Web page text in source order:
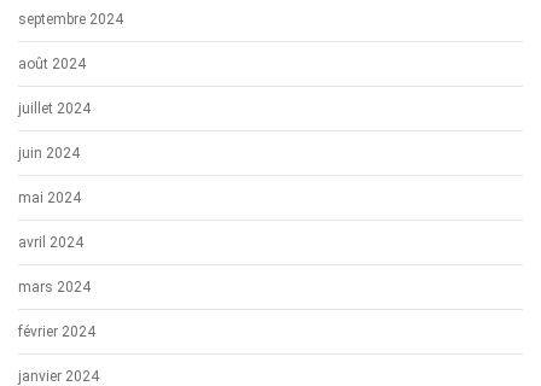
septembre 2024
août 2024
juillet 2024
juin 2024
mai 2024
avril 2024
mars 2024
février 2024
janvier 2024